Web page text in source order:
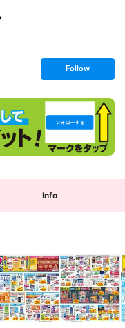
s
t
o
l
o
w
Follow
Info